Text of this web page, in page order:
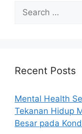
h
r
:
Recent Posts
Mental Health
Tekanan Hidup
Besar pada